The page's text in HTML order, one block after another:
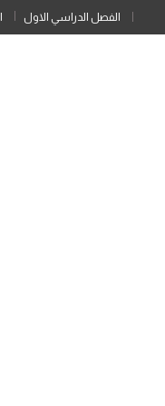
الفصل الدراسي الاول